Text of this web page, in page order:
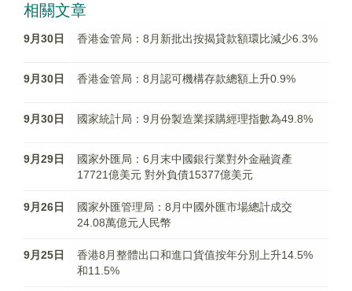
相關文章
9月30日 香港金管局：8月新批出按揭貸款額環比減少6.3%
9月30日 香港金管局：8月認可機構存款總額上升0.9%
9月30日 國家統計局：9月份製造業採購經理指數為49.8%
9月29日
國家外匯局：6月末中國銀行業對外金融資產
17721億美元 對外負債15377億美元
9月26日
國家外匯管理局：8月中國外匯市場總計成交
24.08萬億元人民幣
9月25日
香港8月整體出口和進口貨值按年分別上升14.5%
和11.5%